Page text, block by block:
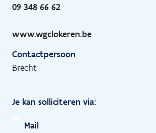
09 348 66 62
www.wgclokeren.be
Contactpersoon
Brecht
Je kan solliciteren via:
Mail